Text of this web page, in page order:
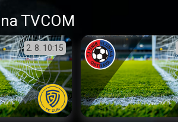
TVCOM
2. 8. 10:15